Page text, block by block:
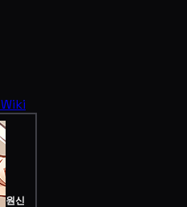
Wiki
원신